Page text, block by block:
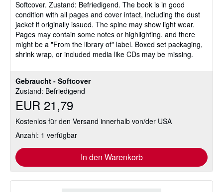
Gebraucht - Softcover
Zustand: Befriedigend
EUR 21,79
Kostenlos für den Versand innerhalb von/der USA
Anzahl: 1 verfügbar
In den Warenkorb
5
Sternen
Softcover. Zustand: Befriedigend. The book is in good
condition with all pages and cover intact, including the dust
jacket if originally issued. The spine may show light wear.
Pages may contain some notes or highlighting, and there
might be a "From the library of" label. Boxed set packaging,
shrink wrap, or included media like CDs may be missing.